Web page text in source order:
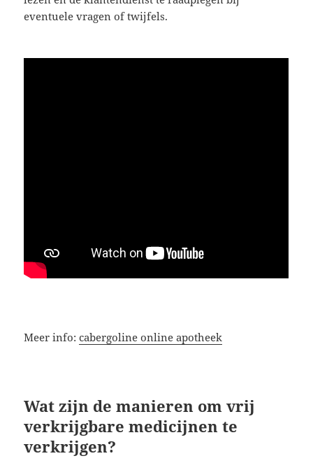
eventuele vragen of twijfels.
Meer info:cabergoline online apotheek
Wat zijn de manieren om vrij
verkrijgbare medicijnen te
verkrijgen?